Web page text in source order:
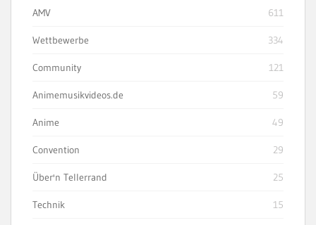
AMV 611
Wettbewerbe 334
Community 121
Animemusikvideos.de 59
Anime 49
Convention 29
Über'n Tellerrand 25
Technik 15